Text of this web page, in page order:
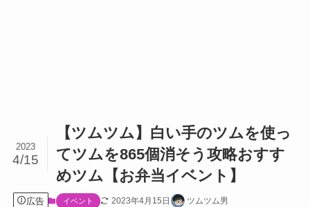
【ツムツム】白い手のツムを使っ
てツムを865個消そう攻略おすす
めツム【お弁当イベント】
2023
4/15
広告 イベント 2023年4月15日 ツムツム男